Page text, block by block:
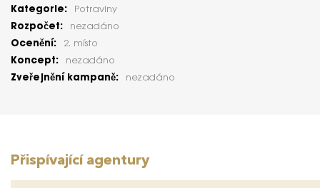
Kategorie: Potraviny
Rozpočet: nezadáno
Ocenění: 2. místo
Koncept: nezadáno
Zveřejnění kampaně: nezadáno
Přispívající agentury